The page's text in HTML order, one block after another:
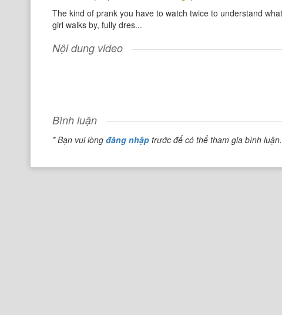
The kind of prank you have to watch twice to understand
girl walks by, fully dres...
Nội dung video
Bình luận
* Bạn vui lòngđăng nhập trước để có thể tham gia bình